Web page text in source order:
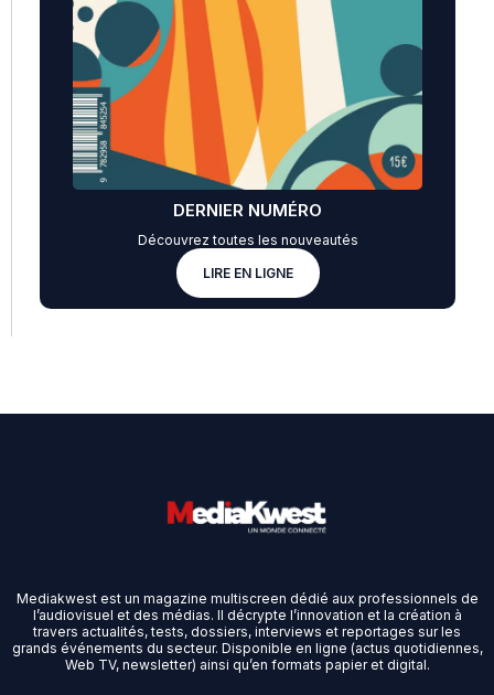
DERNIER NUMÉRO
Découvrez toutes les nouveautés
LIRE EN LIGNE
Mediakwest est un magazine multiscreen dédié aux professionnels de
l’audiovisuel et des médias. Il décrypte l’innovation et la création à
travers actualités, tests, dossiers, interviews et reportages sur les
grands événements du secteur. Disponible en ligne (actus quotidiennes,
Web TV, newsletter) ainsi qu’en formats papier et digital.